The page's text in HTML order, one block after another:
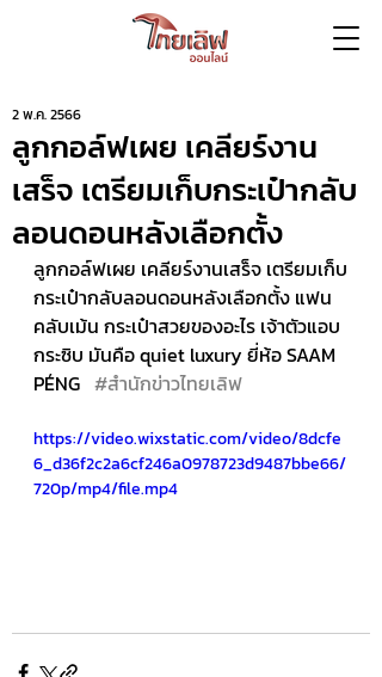
ลูกกอล์ฟเผย เคลียร์งาน
เสร็จ เตรียมเก็บกระเป๋ากลับ
ลอนดอนหลังเลือกตั้ง
2 พ.ค. 2566
ลูกกอล์ฟเผย เคลียร์งานเสร็จ เตรียมเก็บ
กระเป๋ากลับลอนดอนหลังเลือกตั้ง แฟน
คลับเม้น กระเป๋าสวยของอะไร เจ้าตัวแอบ
กระซิบ มันคือ quiet luxury ยี่ห้อ SAAM
PÉNG #สำนักข่าวไทยเลิฟ
https://video.wixstatic.com/video/8dcfe
6_d36f2c2a6cf246a0978723d9487bbe66/
720p/mp4/file.mp4